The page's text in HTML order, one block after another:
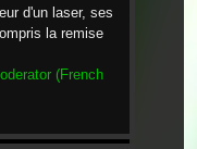
d'un laser, ses
la remise
(French